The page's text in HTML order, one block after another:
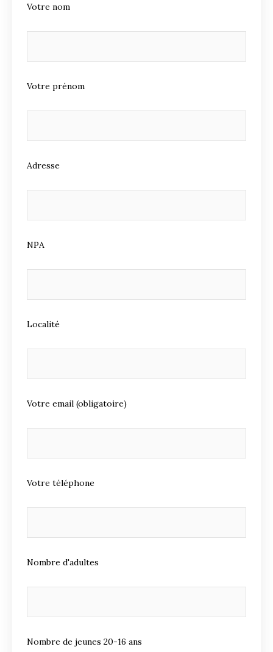
Votre nom
Votre prénom
Adresse
NPA
Localité
Votre email (obligatoire)
Votre téléphone
Nombre d'adultes
Nombre de jeunes 20-16 ans